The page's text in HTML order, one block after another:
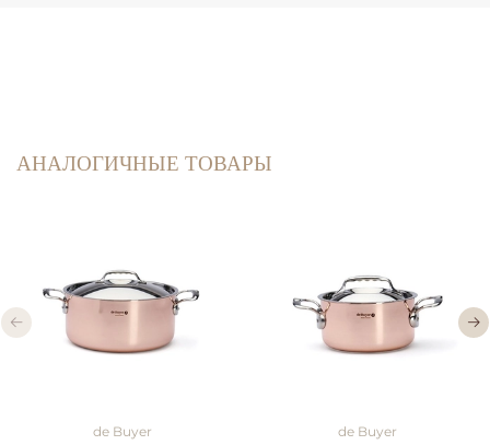
АНАЛОГИЧНЫЕ ТОВАРЫ
de Buyer de Buyer